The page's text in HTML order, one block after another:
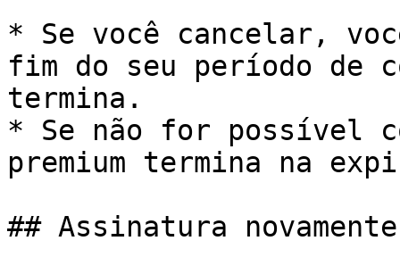
* Se você cancelar,
fim do seu período de
termina.
* Se não for possível
premium termina na
## Assinatura novamente